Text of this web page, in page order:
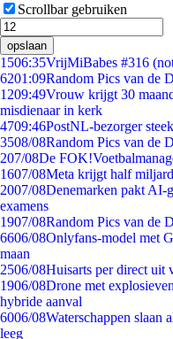
Scrollbar gebruiken
opslaan
1506:35VrijMiBabes #316
6201:09Random Pics van de
1209:49Vrouw krijgt 30
misdienaar in kerk
4709:46PostNL-bezorger
3508/08Random Pics van de
207/08De
1607/08Meta krijgt half
2007/08Denemarken pakt AI-
examens
1907/08Random Pics van de
6606/08Onlyfans-model met
maan
2506/08Huisarts per direct uit
1906/08Drone met
hybride aanval
6006/08Waterschappen slaan
leeg